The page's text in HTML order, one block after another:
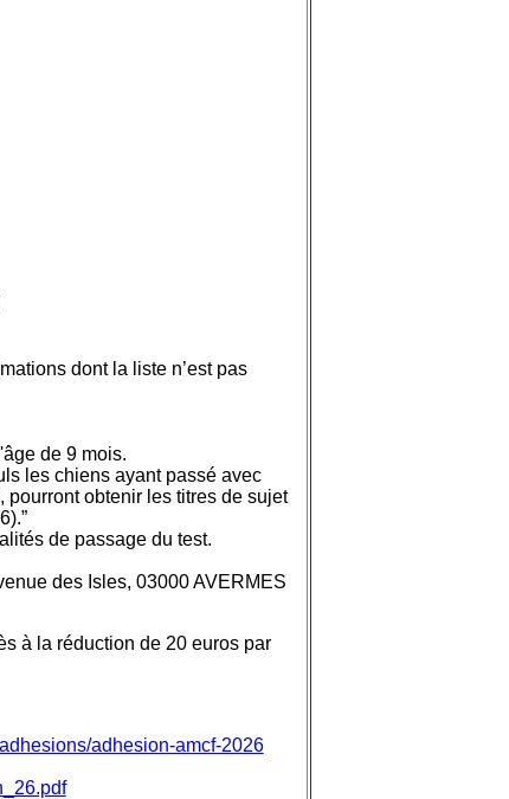
dont la liste n’est pas
de 9 mois.
les chiens ayant passé avec
pourront obtenir les titres de sujet
de passage du test.
des Isles, 03000 AVERMES
à la réduction de 20 euros par
adhesion-amcf-2026